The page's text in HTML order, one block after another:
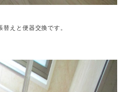
替えと便器交換です。